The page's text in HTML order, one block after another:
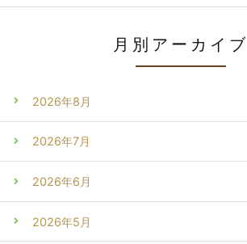
月別アーカイブ
2026年8月
2026年7月
2026年6月
2026年5月